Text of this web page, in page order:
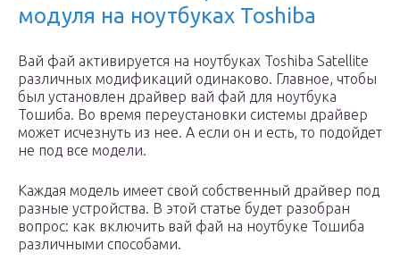
модуля на ноутбуках Toshiba
Вай фай активируется на ноутбуках Toshiba Satellite
различных модификаций одинаково. Главное, чтобы
был установлен драйвер вай фай для ноутбука
Тошиба. Во время переустановки системы драйвер
может исчезнуть из нее. А если он и есть, то подойдет
не под все модели.
Каждая модель имеет свой собственный драйвер под
разные устройства. В этой статье будет разобран
вопрос: как включить вай фай на ноутбуке Тошиба
различными способами.